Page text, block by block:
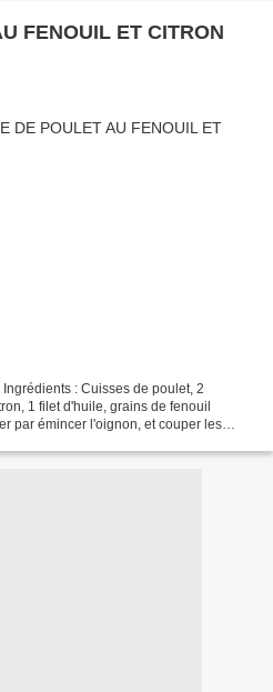
FENOUIL ET CITRON
1 filet d'huile, grains de fenouil
par émincer l'oignon, et couper les